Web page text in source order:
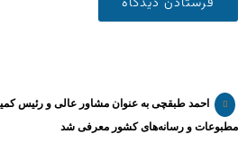
احمد طبقچی به عنوان مشاور عالی و رئیس
مطبوعات و رسانه‌های کشور معرفی شد